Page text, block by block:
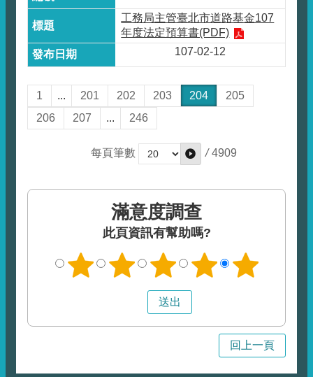
工務局主管臺北市道路基金107
年度法定預算書(PDF)
107-02-12
1 ... 201 202 203 204
205
206
207 ... 246
每頁筆數 / 4909
滿意度調查
此頁資訊有幫助嗎?
回上一頁